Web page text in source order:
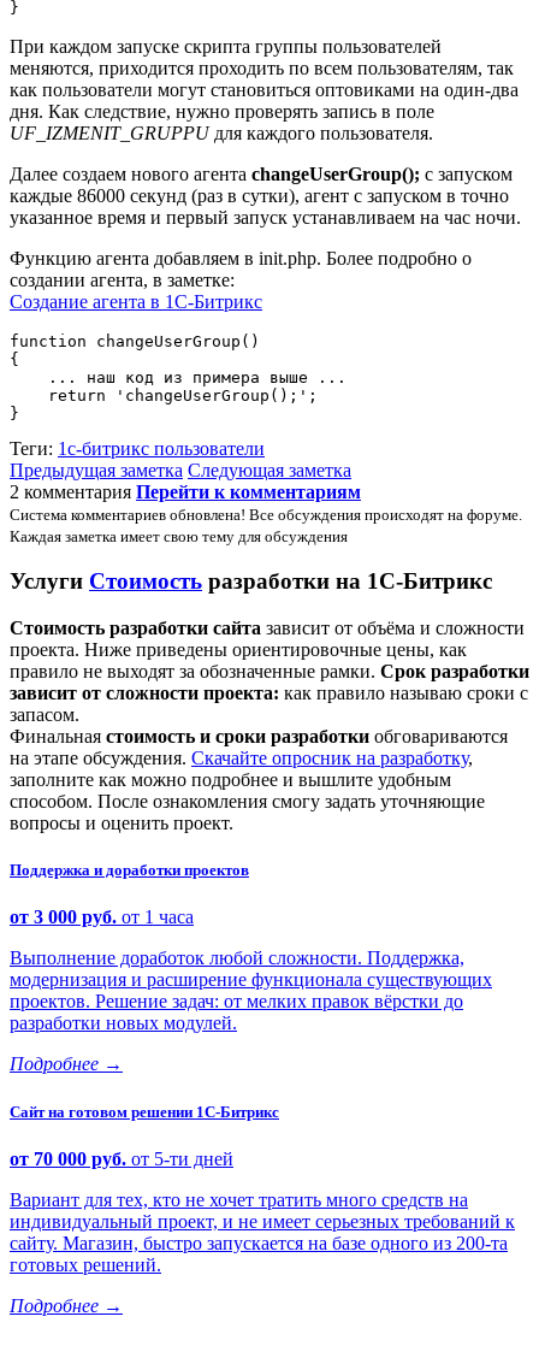
При каждом запуске скрипта группы пользователей
меняются, приходится проходить по всем пользователям, так
как пользователи могут становиться оптовиками на один-два
дня. Как следствие, нужно проверять запись в поле
UF_IZMENIT_GRUPPUдля каждого пользователя.
Далее создаем нового агента changeUserGroup(); с запуском
каждые 86000 секунд (раз в сутки), агент с запуском в точно
указанное время и первый запуск устанавливаем на час ночи.
Функцию агента добавляем в init.php. Более подробно о
создании агента, в заметке:
Создание агента в 1С-Битрикс
function changeUserGroup()
{
    ... наш код из примера выше ...
    return 'changeUserGroup();';
}
Теги: 1с-битрикс пользователи
Предыдущая заметка Следующая заметка
2 комментария Перейти к комментариям
Система комментариев обновлена! Все обсуждения происходят на форуме.
Каждая заметка имеет свою тему для обсуждения
Услуги Стоимость разработки на 1С-Битрикс
Стоимость разработки сайта зависит от объёма и сложности
проекта. Ниже приведены ориентировочные цены, как
правило не выходят за обозначенные рамки. Срок разработки
зависит от сложности проекта: как правило называю сроки с
запасом.
Финальная стоимость и сроки разработки обговариваются
на этапе обсуждения. Скачайте опросник на разработку,
заполните как можно подробнее и вышлите удобным
способом. После ознакомления смогу задать уточняющие
вопросы и оценить проект.
Поддержка и доработки проектов
от 3 000 руб. от 1 часа
Выполнение доработок любой сложности. Поддержка,
модернизация и расширение функционала существующих
проектов. Решение задач: от мелких правок вёрстки до
разработки новых модулей.
Подробнее →
Сайт на готовом решении 1С-Битрикс
от 70 000 руб. от 5-ти дней
Вариант для тех, кто не хочет тратить много средств на
индивидуальный проект, и не имеет серьезных требований к
сайту. Магазин, быстро запускается на базе одного из 200-та
готовых решений.
Подробнее →